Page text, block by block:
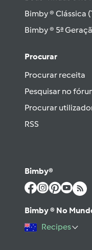
Bimby ® Clássica
Bimby ® 5ª
Procurar
Procurar receita
Pesquisar no
Procurar
RSS
Bimby®
Bimby ® No
Recipes